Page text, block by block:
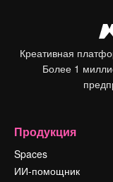
Креативная
Более 1
Продукция
Spaces
ИИ-помощник